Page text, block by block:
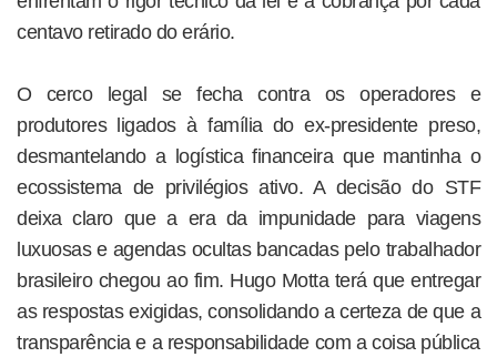
centavo retirado do erário.
O cerco legal se fecha contra os operadores e
produtores ligados à família do ex-presidente preso,
desmantelando a logística financeira que mantinha o
ecossistema de privilégios ativo. A decisão do STF
deixa claro que a era da impunidade para viagens
luxuosas e agendas ocultas bancadas pelo trabalhador
brasileiro chegou ao fim. Hugo Motta terá que entregar
as respostas exigidas, consolidando a certeza de que a
transparência e a responsabilidade com a coisa pública